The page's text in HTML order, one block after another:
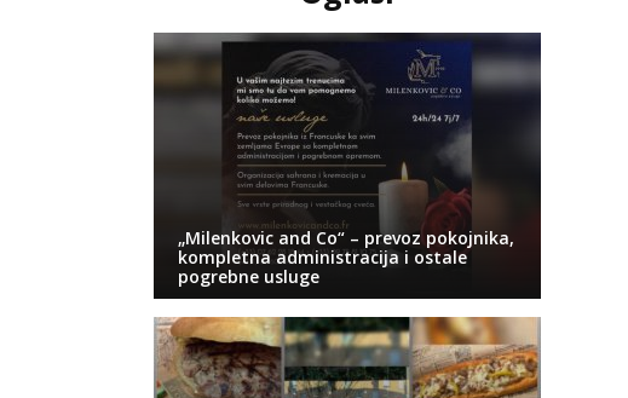
„Milenkovic and Co“ – prevoz pokojnika,
kompletna administracija i ostale
pogrebne usluge